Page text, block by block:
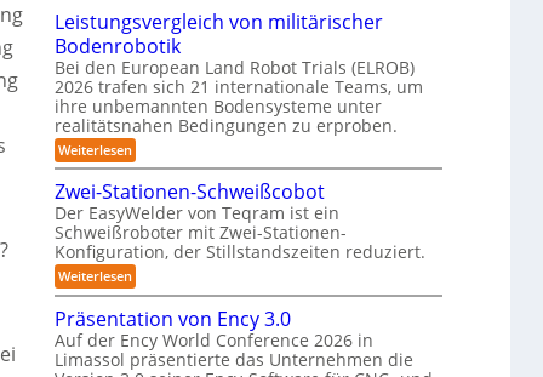
r
m
D
-
S
t
e
r
e
o
-
K
a
m
e
r
a
u
t
t
l
e
-
S
y
s
t
e
m
ü
r
R
Leistungsvergleich von militärischer
Bodenrobotik
Bei den European Land Robot Trials (ELROB)
2026 trafen sich 21 internationale Teams, um
ihre unbemannten Bodensysteme unter
realitätsnahen Bedingungen zu erproben.
Weiterlesen:
L
e
i
s
t
u
n
g
s
v
e
r
g
Zwei-Stationen-Schweißcobot
Der EasyWelder von Teqram ist ein
Schweißroboter mit Zwei-Stationen-
Konfiguration, der Stillstandszeiten reduziert.
Weiterlesen:
Z
w
e
i
-
Präsentation von Ency 3.0
Auf der Ency World Conference 2026 in
Limassol präsentierte das Unternehmen die